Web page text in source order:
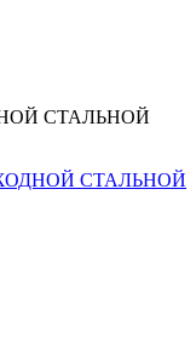
СТАЛЬНОЙ